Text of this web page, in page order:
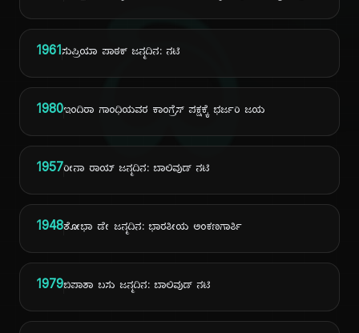
ದಿ
1961ಸುಪ್ರಿಯಾ ಪಾಠಕ್ ಜನ್ಮದಿನ: ನಟಿ
1980ಇಂದಿರಾ ಗಾಂಧಿಯವರ ಕಾಂಗ್ರೆಸ್ ಪಕ್ಷಕ್ಕೆ ಭರ್ಜರಿ ಜಯ
1957ರೀನಾ ರಾಯ್ ಜನ್ಮದಿನ: ಬಾಲಿವುಡ್ ನಟಿ
1948ಶೋಭಾ ಡೇ ಜನ್ಮದಿನ: ಭಾರತೀಯ ಅಂಕಣಗಾರ್ತಿ
1979ಬಿಪಾಶಾ ಬಸು ಜನ್ಮದಿನ: ಬಾಲಿವುಡ್ ನಟಿ